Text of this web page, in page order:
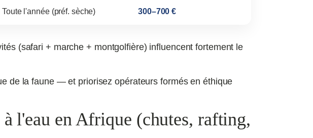
Toute l'année (préf. sèche) 300–700 €
(safari + marche + montgolfière) influencent fortement le
de la faune — et priorisez opérateurs formés en éthique
l'eau en Afrique (chutes, rafting,